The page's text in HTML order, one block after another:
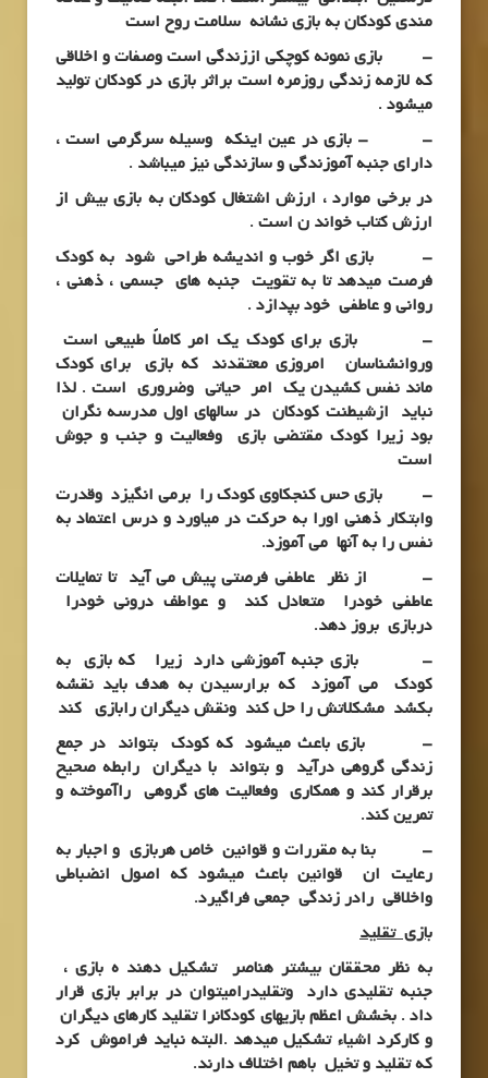
مندی کودکان به بازی نشانه سلامت روح است
– بازی نمونه کوچکی اززندگی است وصفات و اخلاقی
که لازمه زندگی روزمره است براثر بازی در کودکان تولید
میشود .
– – بازی در عین اینکه وسیله سرگرمی است ،
دارای جنبه آموزندگی و سازندگی نیز میباشد .
در برخی موارد ، ارزش اشتغال کودکان به بازی بیش از
ارزش کتاب خواند ن است .
– بازی اگر خوب و اندیشه طراحی شود به کودک
فرصت میدهد تا به تقویت جنبه های جسمی ، ذهنی ،
روانی و عاطفی خود بپدازد .
– بازی برای کودک یک امر کاملاً طبیعی است
وروانشناسان امروزی معتقدند که بازی برای کودک
ماند نفس کشیدن یک امر حیاتی وضروری است . لذا
نباید ازشیطنت کودکان در سالهای اول مدرسه نگران
بود زیرا کودک مقتضی بازی وفعالیت و جنب و جوش
است
– بازی حس کنجکاوی کودک را برمی انگیزد وقدرت
وابتکار ذهنی اورا به حرکت در میاورد و درس اعتماد به
نفس را به آنها می آموزد.
– از نظر عاطفی فرصتی پیش می آید تا تمایلات
عاطفی خودرا متعادل کند و عواطف درونی خودرا
دربازی بروز دهد.
– بازی جنبه آموزشی دارد زیرا که بازی به
کودک می آموزد که برارسیدن به هدف باید نقشه
بکشد مشکلاتش را حل کند ونقش دیگران رابازی کند
– بازی باعث میشود که کودک بتواند در جمع
زندگی گروهی درآید و بتواند با دیگران رابطه صحیح
برقرار کند و همکاری وفعالیت های گروهی راآموخته و
تمرین کند.
– بنا به مقررات و قوانین خاص هربازی و اجبار به
رعایت ان قوانین باعث میشود که اصول انضباطی
واخلاقی رادر زندگی جمعی فراگیرد.
بازی تقلید
به نظر محققان بیشتر هناصر تشکیل دهند ه بازی ،
جنبه تقلیدی دارد وتقلیدرامیتوان در برابر بازی قرار
داد . بخشش اعظم بازیهای کودکانرا تقلید کارهای دیگران
و کارکرد اشیاء تشکیل میدهد .البته نباید فراموش کرد
که تقلید و تخیل باهم اختلاف دارند.